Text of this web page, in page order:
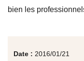
Date : 2016/01/21
bien les